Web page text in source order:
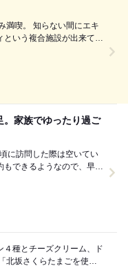
という複合施設が出来てい
予約は既に一杯で、入る
。家族でゆったり過ご
もできるようなので、早め
４種とチーズクリーム、ド